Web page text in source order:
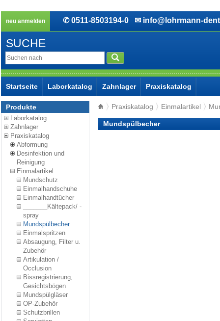
neu anmelden ✆ 0511-8503194-0 ✉ info@lohrmann-
SUCHE
Startseite Laborkatalog Zahnlager Praxiskatalog
Produkte
Laborkatalog
Zahnlager
Praxiskatalog
Abformung
Desinfektion und
Reinigung
Einmalartikel
Mundschutz
Einmalhandschuhe
Einmalhandtücher
_______Kältepack/ -
spray
Mundspülbecher
Einmalspritzen
Absaugung, Filter u.
Zubehör
Artikulation /
Occlusion
Bissregistrierung,
Gesichtsbögen
Mundspülgläser
OP-Zubehör
Schutzbrillen
Praxiskatalog Einmalartikel
Mundspülbecher